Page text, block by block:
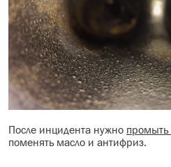
После инцидента нужно
поменять масло и антифриз.